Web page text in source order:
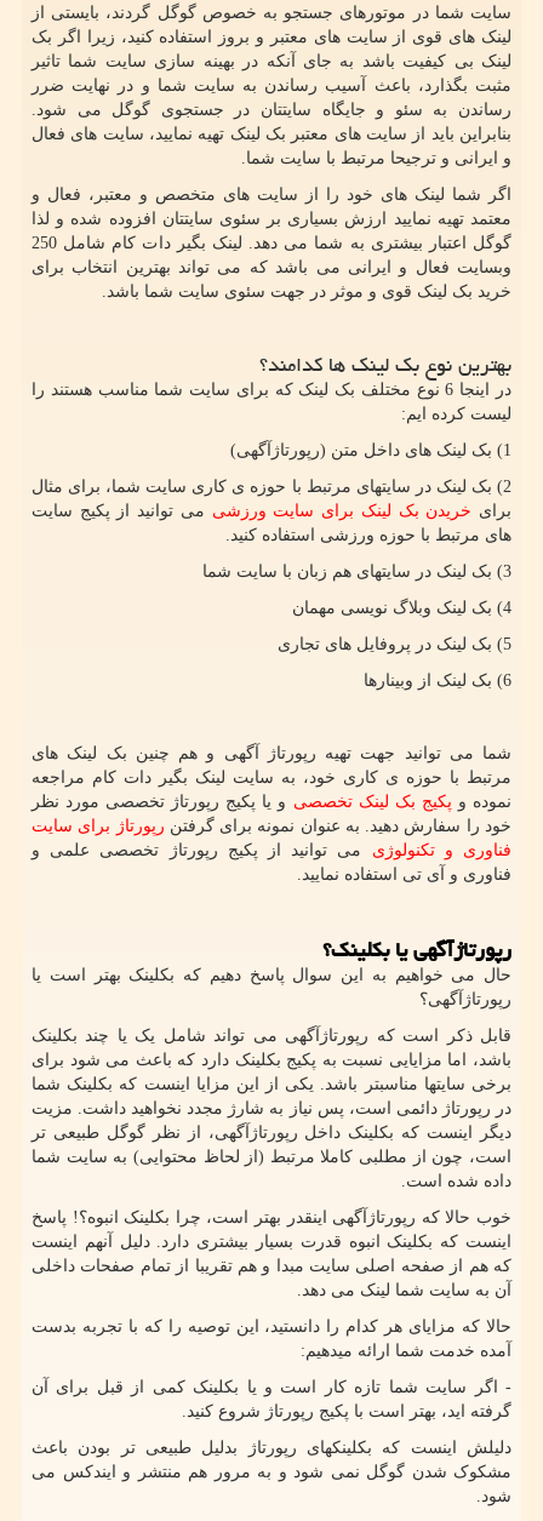
سایت شما در موتورهای جستجو به خصوص گوگل گردند، بایستی از
لینک های قوی از سایت های معتبر و بروز استفاده کنید، زیرا اگر بک
لینک بی کیفیت باشد به جای آنکه در بهینه سازی سایت شما تاثیر
مثبت بگذارد، باعث آسیب رساندن به سایت شما و در نهایت ضرر
رساندن به سئو و جایگاه سایتتان در جستجوی گوگل می شود.
بنابراین باید از سایت های معتبر بک لینک تهیه نمایید، سایت های فعال
و ایرانی و ترجیحا مرتبط با سایت شما.
اگر شما لینک های خود را از سایت های متخصص و معتبر، فعال و
معتمد تهیه نمایید ارزش بسیاری بر سئوی سایتتان افزوده شده و لذا
گوگل اعتبار بیشتری به شما می دهد. لینک بگیر دات کام شامل 250
وبسایت فعال و ایرانی می باشد که می تواند بهترین انتخاب برای
خرید بک لینک قوی و موثر در جهت سئوی سایت شما باشد.
بهترین نوع بک لینک ها کدامند؟
در اینجا 6 نوع مختلف بک لینک که برای سایت شما مناسب هستند را
لیست کرده ایم:
1) بک لینک های داخل متن (رپورتاژآگهی)
2) بک لینک در سایتهای مرتبط با حوزه ی کاری سایت شما، برای مثال
برای خریدن بک لینک برای سایت ورزشی می توانید از پکیج سایت
های مرتبط با حوزه ورزشی استفاده کنید.
3) بک لینک در سایتهای هم زبان با سایت شما
4) بک لینک وبلاگ نویسی مهمان
5) بک لینک در پروفایل های تجاری
6) بک لینک از وبینارها
شما می توانید جهت تهیه رپورتاژ آگهی و هم چنین بک لینک های
مرتبط با حوزه ی کاری خود، به سایت لینک بگیر دات کام مراجعه
نموده و پکیج بک لینک تخصصی و یا پکیج رپورتاژ تخصصی مورد نظر
خود را سفارش دهید. به عنوان نمونه برای گرفتن رپورتاژ برای سایت
فناوری و تکنولوژی می توانید از پکیج رپورتاژ تخصصی علمی و
فناوری و آی تی استفاده نمایید.
رپورتاژآگهی یا بکلینک؟
حال می خواهیم به این سوال پاسخ دهیم که بکلینک بهتر است یا
رپورتاژآگهی؟
قابل ذکر است که رپورتاژآگهی می تواند شامل یک یا چند بکلینک
باشد، اما مزایایی نسبت به پکیج بکلینک دارد که باعث می شود برای
برخی سایتها مناسبتر باشد. یکی از این مزایا اینست که بکلینک شما
در رپورتاژ دائمی است، پس نیاز به شارژ مجدد نخواهید داشت. مزیت
دیگر اینست که بکلینک داخل رپورتاژآگهی، از نظر گوگل طبیعی تر
است، چون از مطلبی کاملا مرتبط (از لحاظ محتوایی) به سایت شما
داده شده است.
خوب حالا که رپورتاژآگهی اینقدر بهتر است، چرا بکلینک انبوه؟! پاسخ
اینست که بکلینک انبوه قدرت بسیار بیشتری دارد. دلیل آنهم اینست
که هم از صفحه اصلی سایت مبدا و هم تقریبا از تمام صفحات داخلی
آن به سایت شما لینک می دهد.
حالا که مزایای هر کدام را دانستید، این توصیه را که با تجربه بدست
آمده خدمت شما ارائه میدهیم:
- اگر سایت شما تازه کار است و یا بکلینک کمی از قبل برای آن
گرفته اید، بهتر است با پکیج رپورتاژ شروع کنید.
دلیلش اینست که بکلینکهای رپورتاژ بدلیل طبیعی تر بودن باعث
مشکوک شدن گوگل نمی شود و به مرور هم منتشر و ایندکس می
شود.